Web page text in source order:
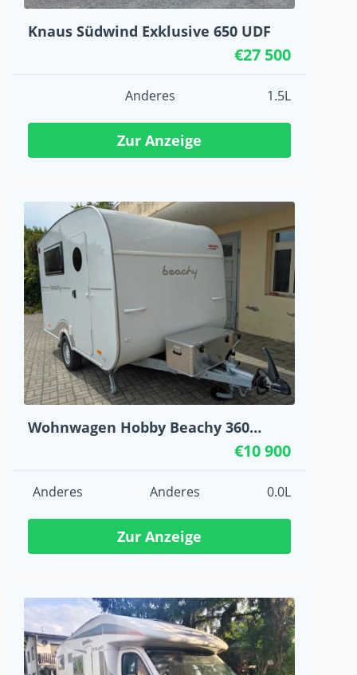
Knaus Südwind Exklusive 650 UDF
€27 500
Anderes 1.5L
Zur Anzeige
Wohnwagen Hobby Beachy 360
€10 900
Anderes Anderes 0.0L
Zur Anzeige